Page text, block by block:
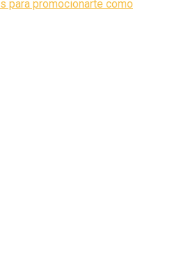
para promocionarte como